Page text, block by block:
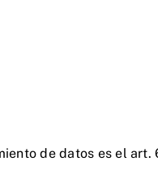
de datos es el